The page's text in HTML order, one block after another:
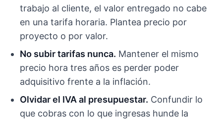
trabajo al cliente, el valor entregado no cabe
en una tarifa horaria. Plantea precio por
proyecto o por valor.
No subir tarifas nunca. Mantener el mismo
precio hora tres años es perder poder
adquisitivo frente a la inflación.
Olvidar el IVA al presupuestar. Confundir lo
que cobras con lo que ingresas hunde la